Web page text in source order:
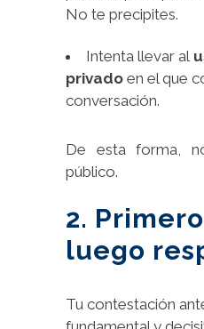
No te precipites.
Intenta llevar al
privado en el que
conversación.
De esta forma,
público.
2.
luego
Tu contestación